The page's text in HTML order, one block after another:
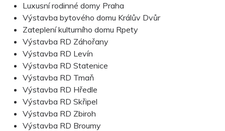
Luxusní rodinné domy Praha
Výstavba bytového domu Králův Dvůr
Zateplení kulturního domu Rpety
Výstavba RD Záhořany
Výstavba RD Levín
Výstavba RD Statenice
Výstavba RD Tmaň
Výstavba RD Hředle
Výstavba RD Skřipel
Výstavba RD Zbiroh
Výstavba RD Broumy